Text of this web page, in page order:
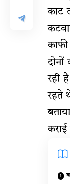
काट
रही
रहते